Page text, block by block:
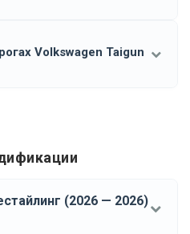
Volkswagen Taigun
(2026 — 2026)